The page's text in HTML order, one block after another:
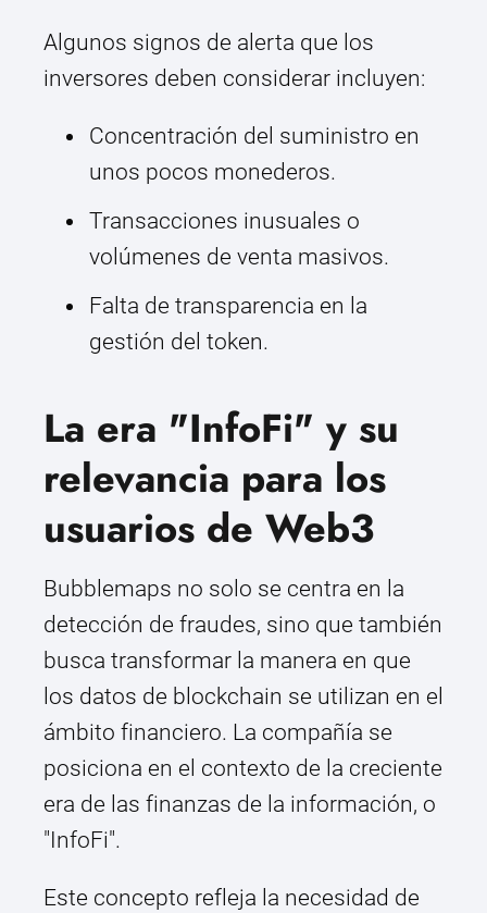
Algunos signos de alerta que los
inversores deben considerar incluyen:
Concentración del suministro en
unos pocos monederos.
Transacciones inusuales o
volúmenes de venta masivos.
Falta de transparencia en la
gestión del token.
La era "InfoFi" y su
relevancia para los
usuarios de Web3
Bubblemaps no solo se centra en la
detección de fraudes, sino que también
busca transformar la manera en que
los datos de blockchain se utilizan en el
ámbito financiero. La compañía se
posiciona en el contexto de la creciente
era de las finanzas de la información, o
"InfoFi".
Este concepto refleja la necesidad de